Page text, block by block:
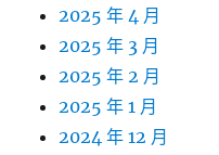
2025 年 4 月
2025 年 3 月
2025 年 2 月
2025 年 1 月
2024 年 12 月